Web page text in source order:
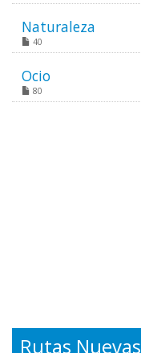
Naturaleza
40
Ocio
80
Rutas Nuevas